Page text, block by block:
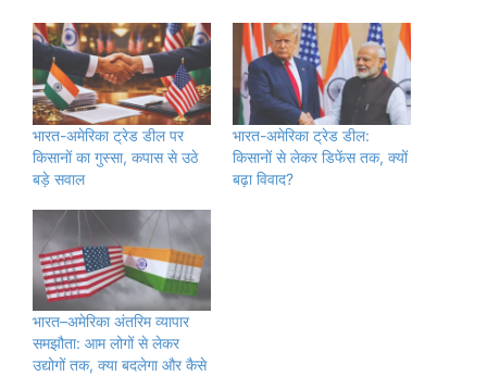
भारत-अमेरिका ट्रेड डील पर
किसानों का गुस्सा, कपास से उठे
बड़े सवाल
भारत-अमेरिका ट्रेड डील:
किसानों से लेकर डिफेंस तक, क्यों
बढ़ा विवाद?
भारत–अमेरिका अंतरिम व्यापार
समझौता: आम लोगों से लेकर
उद्योगों तक, क्या बदलेगा और कैसे